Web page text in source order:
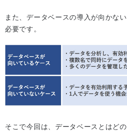
また、データベースの導入が向かな
必要です。
そこで今回は、データベースとはど